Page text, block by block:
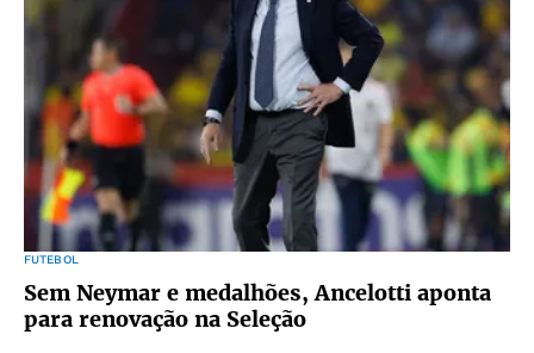
FUTEBOL
Sem Neymar e medalhões, Ancelotti aponta
para renovação na Seleção